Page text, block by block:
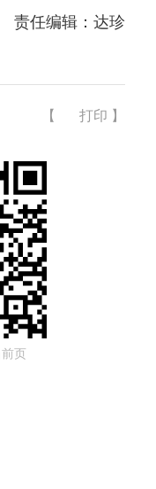
责任编辑：达珍
【 打印 】
页